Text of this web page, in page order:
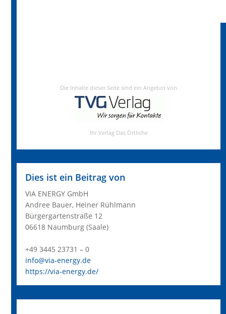
Dies ist ein Beitrag von
VIA ENERGY GmbH
Andree Bauer, Heiner Rühlmann
Bürgergartenstraße 12
06618 Naumburg (Saale)
+49 3445 23731 – 0
info@via-energy.de
https://via-energy.de/